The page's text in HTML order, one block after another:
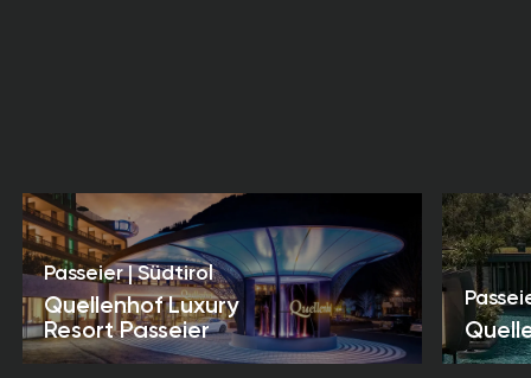
Passeier | Südtirol
Quellenhof Luxury
Resort Passeier